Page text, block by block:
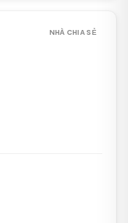
NHÀ CHIA SẺ